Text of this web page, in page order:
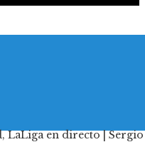
LaLiga en directo | Sergio